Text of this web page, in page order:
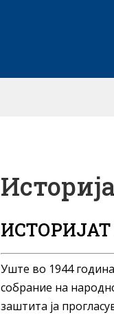
Уште во 1944
собрание на
заштита ја